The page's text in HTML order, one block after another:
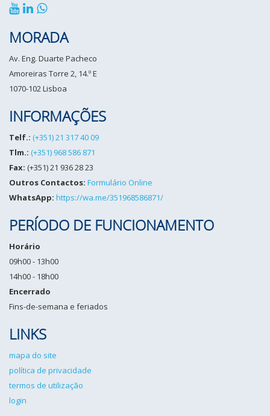
MORADA
Av. Eng. Duarte Pacheco
Amoreiras Torre 2, 14.º E
1070-102 Lisboa
INFORMAÇÕES
Telf.: (+351) 21 317 40 09
Tlm.: (+351) 968 586 871
Fax: (+351) 21 936 28 23
Outros Contactos: Formulário Online
WhatsApp: https://wa.me/351968586871/
PERÍODO DE FUNCIONAMENTO
Horário
09h00 - 13h00
14h00 - 18h00
Encerrado
Fins-de-semana e feriados
LINKS
mapa do site
política de privacidade
termos de utilização
login